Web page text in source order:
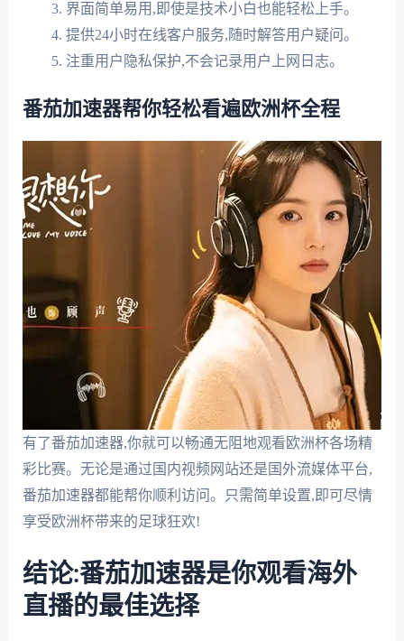
界面简单易用,即使是技术小白也能轻松上手。
提供24小时在线客户服务,随时解答用户疑问。
注重用户隐私保护,不会记录用户上网日志。
番茄加速器帮你轻松看遍欧洲杯全程
有了番茄加速器,你就可以畅通无阻地观看欧洲杯各场精
彩比赛。无论是通过国内视频网站还是国外流媒体平台,
番茄加速器都能帮你顺利访问。只需简单设置,即可尽情
享受欧洲杯带来的足球狂欢!
结论:番茄加速器是你观看海外
直播的最佳选择